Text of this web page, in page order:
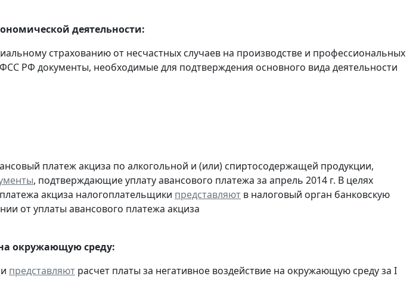
деятельности:
страхованию от несчастных случаев на производстве и профессиональных
РФ документы, необходимые для подтверждения основного вида деятельности
платеж акциза по алкогольной и (или) спиртосодержащей продукции,
, подтверждающие уплату авансового платежа за апрель 2014 г. В целях
акциза налогоплательщики представляют в налоговый орган банковскую
от уплаты авансового платежа акциза
окружающую среду:
представляют расчет платы за негативное воздействие на окружающую среду за I